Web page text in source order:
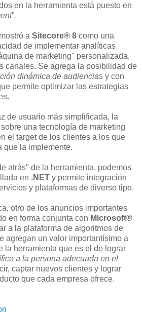
en la herramienta está puesto en
".
a Sitecore® 8 como una
de implementar analíticas
de marketing" personalizada,
canales. Se agrega la posibilidad de
dinámica de audiencias y con
permite optimizar las estrategias
de usuario más simplificada, la
una tecnología de marketing
el target de los clientes a los que
que la implemente.
atrás" de la herramienta, podemos
en .NET y permite integración
y plataformas de diverso tipo.
otro de los anuncios importantes
en forma conjunta con Microsoft®
a la plataforma de algoritmos de
agregan un valor importantísimo a
la herramienta que es el de lograr
a la persona adecuada en el
captar nuevos clientes y lograr
que cada empresa ofrece.